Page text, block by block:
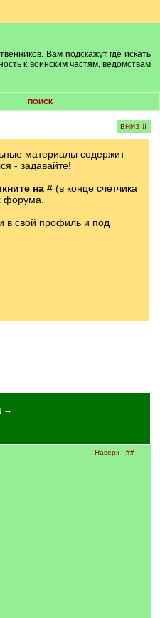
Вам подскажут где искать
к воинским частям, ведомствам
ПОИСК
ВНИЗ ⇊
материалы содержит
- задавайте!
на # (в конце счетчика
форума.
в свой профиль и под
→
Наверх ##